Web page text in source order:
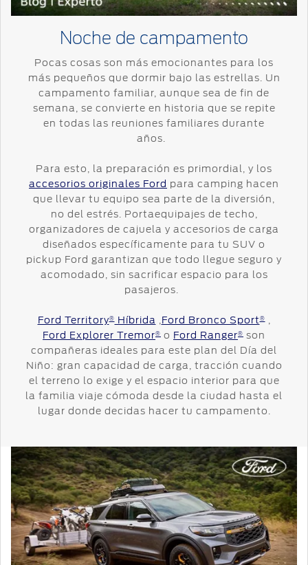
Distribuidor
Seminuevos
Certificados
SYNC
Noche de campamento
Pocas cosas son más emocionantes para los
más pequeños que dormir bajo las estrellas. Un
campamento familiar, aunque sea de fin de
semana, se convierte en historia que se repite
en todas las reuniones familiares durante
años.
Para esto, la preparación es primordial, y los
accesorios originales Ford para camping hacen
que llevar tu equipo sea parte de la diversión,
no del estrés. Portaequipajes de techo,
organizadores de cajuela y accesorios de carga
diseñados específicamente para tu SUV o
pickup Ford garantizan que todo llegue seguro y
acomodado, sin sacrificar espacio para los
pasajeros.
Ford Territory®Híbrida Ford Bronco Sport®,
Ford Explorer Tremor® o Ford Ranger® son
compañeras ideales para este plan del Día del
Niño: gran capacidad de carga, tracción cuando
el terreno lo exige y el espacio interior para que
la familia viaje cómoda desde la ciudad hasta el
lugar donde decidas hacer tu campamento.